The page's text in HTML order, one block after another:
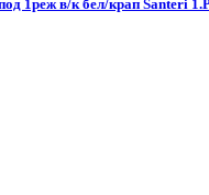
1реж в/к бел/крап Santeri